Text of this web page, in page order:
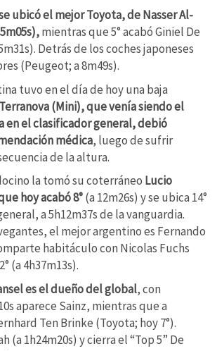
ubicó el mejor Toyota, de Nasser Al-
mientras que 5° acabó Giniel De
Detrás de los coches japoneses
(Peugeot; a 8m49s).
tuvo en el día de hoy una baja
(Mini), que venía siendo el
en el clasificador general, debió
médica, luego de sufrir
de la altura.
la tomó su coterráneo Lucio
hoy acabó 8°(a 12m26s) y se ubica 14°
a 5h12m37s de la vanguardia.
el mejor argentino es Fernando
habitáculo con Nicolas Fuchs
(a 4h37m13s).
es el dueño del global, con
aparece Sainz, mientras que a
Ten Brinke (Toyota; hoy 7°).
(a 1h24m20s) y cierra el “Top 5” De